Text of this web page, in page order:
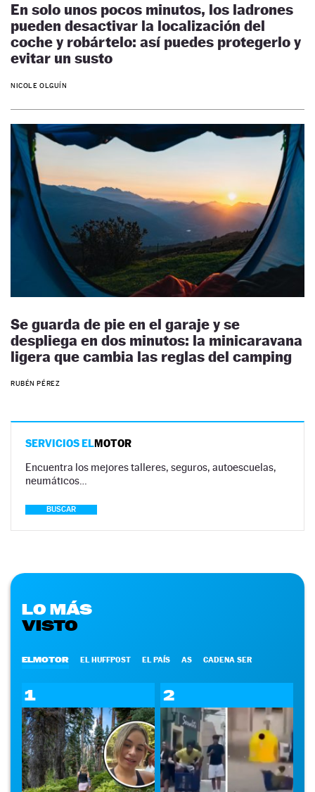
En solo unos pocos minutos, los ladrones
pueden desactivar la localización del
coche y robártelo: así puedes protegerlo y
evitar un susto
NICOLE OLGUÍN
Se guarda de pie en el garaje y se
despliega en dos minutos: la minicaravana
ligera que cambia las reglas del camping
RUBÉN PÉREZ
SERVICIOS ELMOTOR
Encuentra los mejores talleres, seguros, autoescuelas,
neumáticos…
BUSCAR
LO MÁS
VISTO
ELMOTOR EL HUFFPOST EL PAÍS AS CADENA SER
1 2